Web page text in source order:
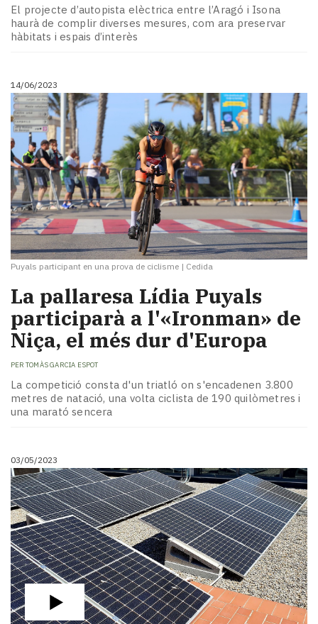
El projecte d’autopista elèctrica entre l’Aragó i Isona
haurà de complir diverses mesures, com ara preservar
hàbitats i espais d’interès
14/06/2023
Puyals participant en una prova de ciclisme | Cedida
La pallaresa Lídia Puyals
participarà a l'«Ironman» de
Niça, el més dur d'Europa
PER TOMÀS GARCIA ESPOT
La competició consta d'un triatló on s'encadenen 3.800
metres de natació, una volta ciclista de 190 quilòmetres i
una marató sencera
03/05/2023